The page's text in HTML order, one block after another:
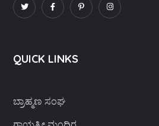
QUICK LINKS
ಬ್ರಾಹ್ಮಣ ಸಂಘ